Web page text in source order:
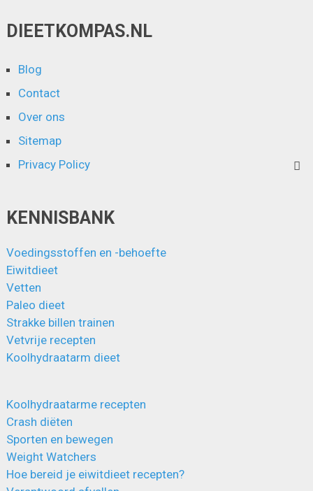
DIEETKOMPAS.NL
Blog
Contact
Over ons
Sitemap
Privacy Policy
KENNISBANK
Voedingsstoffen en -behoefte
Eiwitdieet
Vetten
Paleo dieet
Strakke billen trainen
Vetvrije recepten
Koolhydraatarm dieet
Koolhydraatarme recepten
Crash diëten
Sporten en bewegen
Weight Watchers
Hoe bereid je eiwitdieet recepten?